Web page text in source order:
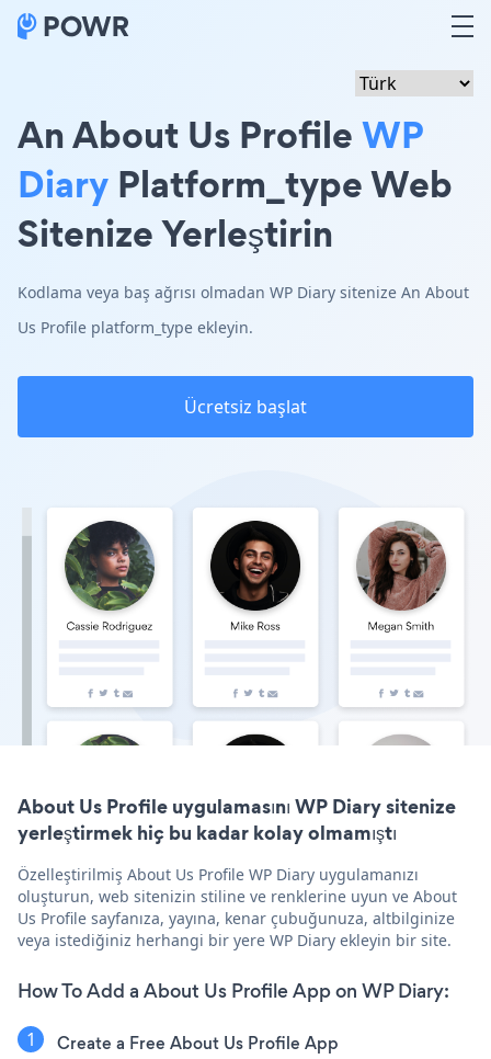
An About Us ProfileWP
Diary Platform_type Web
Sitenize Yerleştirin
Kodlama veya baş ağrısı olmadan WP Diary sitenize An About
Us Profile platform_type ekleyin.
Ücretsiz başlat
About Us Profile uygulamasını WP Diary sitenize
yerleştirmek hiç bu kadar kolay olmamıştı
Özelleştirilmiş About Us Profile WP Diary uygulamanızı
oluşturun, web sitenizin stiline ve renklerine uyun ve About
Us Profile sayfanıza, yayına, kenar çubuğunuza, altbilginize
veya istediğiniz herhangi bir yere WP Diary ekleyin bir site.
How To Add a About Us Profile App on WP Diary:
Create a Free About Us Profile App